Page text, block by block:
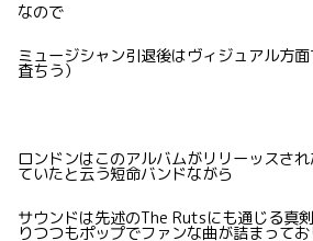
なので
ミュージシャン引退後はヴィジュアル方
査ちう）
ロンドンはこのアルバムがリリーッスさ
ていたと云う短命バンドながら
サウンドは先述のThe Rutsにも通じる真
りつつもポップでファンな曲が詰まってお